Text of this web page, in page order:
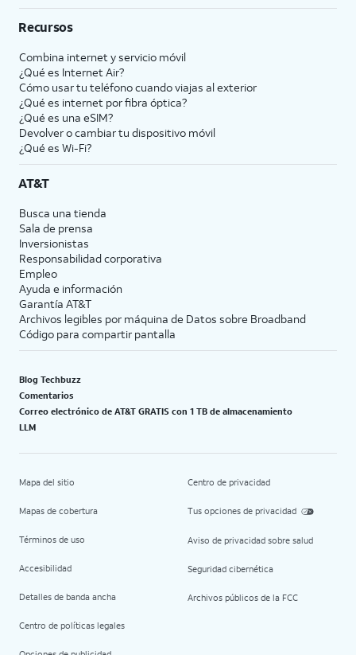
Recursos
Combina internet y servicio móvil
¿Qué es Internet Air?
Cómo usar tu teléfono cuando viajas al exterior
¿Qué es internet por fibra óptica?
¿Qué es una eSIM?
Devolver o cambiar tu dispositivo móvil
¿Qué es Wi-Fi?
AT&T
Busca una tienda
Sala de prensa
Inversionistas
Responsabilidad corporativa
Empleo
Ayuda e información
Garantía AT&T
Archivos legibles por máquina de Datos sobre Broadband
Código para compartir pantalla
Blog Techbuzz
Comentarios
Correo electrónico de AT&T GRATIS con 1 TB de almacenamiento
LLM
Mapa del sitio
Mapas de cobertura
Términos de uso
Accesibilidad
Detalles de banda ancha
Centro de políticas legales
Centro de privacidad
Tus opciones de privacidad
Aviso de privacidad sobre salud
Seguridad cibernética
Archivos públicos de la FCC